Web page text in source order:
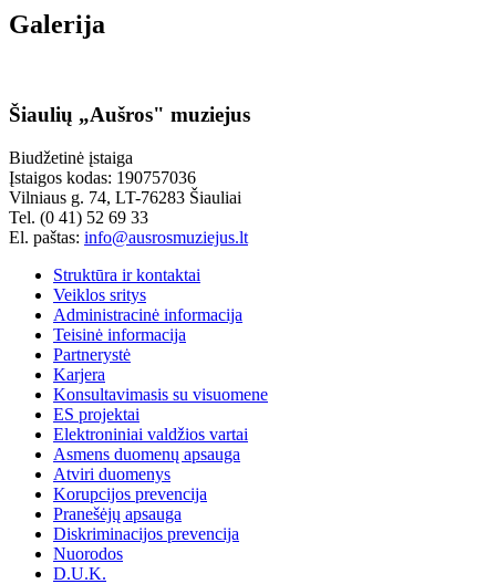
Galerija
Šiaulių „Aušros" muziejus
Biudžetinė įstaiga
Įstaigos kodas: 190757036
Vilniaus g. 74, LT-76283 Šiauliai
Tel. (0 41) 52 69 33
El. paštas: info@ausrosmuziejus.lt
Struktūra ir kontaktai
Veiklos sritys
Administracinė informacija
Teisinė informacija
Partnerystė
Karjera
Konsultavimasis su visuomene
ES projektai
Elektroniniai valdžios vartai
Asmens duomenų apsauga
Atviri duomenys
Korupcijos prevencija
Pranešėjų apsauga
Diskriminacijos prevencija
Nuorodos
D.U.K.